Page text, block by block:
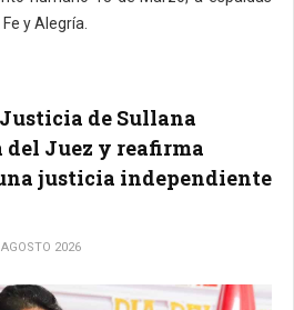
y Alegría.
de Sullana
del Juez y reafirma
justicia independiente
2026